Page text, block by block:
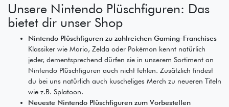
Unsere Nintendo Plüschfiguren: Das
bietet dir unser Shop
Nintendo Plüschfiguren zu zahlreichen Gaming-Franchises
Klassiker wie Mario, Zelda oder Pokémon kennt natürlich
jeder, dementsprechend dürfen sie in unserem Sortiment an
Nintendo Plüschfiguren auch nicht fehlen. Zusätzlich findest
du bei uns natürlich auch kuscheliges Merch zu neueren Titeln
wie z.B. Splatoon.
Neueste Nintendo Plüschfiguren zum Vorbestellen